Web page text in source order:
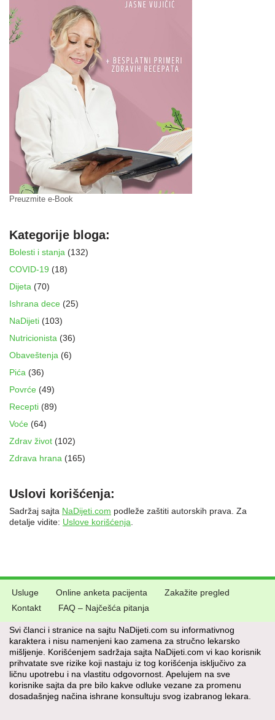
Preuzmite e-Book
Kategorije bloga:
Bolesti i stanja (132)
COVID-19 (18)
Dijeta (70)
Ishrana dece (25)
NaDijeti (103)
Nutricionista (36)
Obaveštenja (6)
Pića (36)
Povrće (49)
Recepti (89)
Voće (64)
Zdrav život (102)
Zdrava hrana (165)
Uslovi korišćenja:
Sadržaj sajta NaDijeti.com podleže zaštiti autorskih prava. Za
detalje vidite: Uslove korišćenja
Usluge Online anketa pacijenta
Zakažite pregled
Kontakt
FAQ – Najčešća pitanja
Svi članci i stranice na sajtu NaDijeti.com su informativnog
karaktera i nisu namenjeni kao zamena za stručno lekarsko
mišljenje. Korišćenjem sadržaja sajta NaDijeti.com vi kao korisnik
prihvatate sve rizike koji nastaju iz tog korišćenja isključivo za
ličnu upotrebu i na vlastitu odgovornost. Apelujem na sve
korisnike sajta da pre bilo kakve odluke vezane za promenu
dosadašnjeg načina ishrane konsultuju svog izabranog lekara.